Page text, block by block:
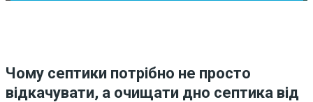
Чому септики потрібно не просто
відкачувати, а очищати дно септика від